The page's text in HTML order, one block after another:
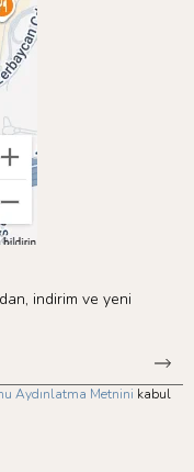
indirim ve yeni
Aydınlatma Metnini kabul